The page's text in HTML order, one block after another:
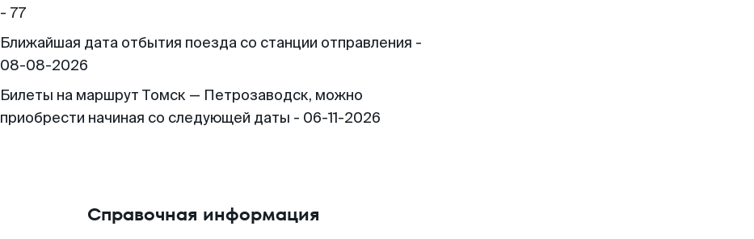
- 77
Ближайшая дата отбытия поезда со станции отправления -
08-08-2026
Билеты на маршрут Томск — Петрозаводск, можно
приобрести начиная со следующей даты - 06-11-2026
Справочная информация